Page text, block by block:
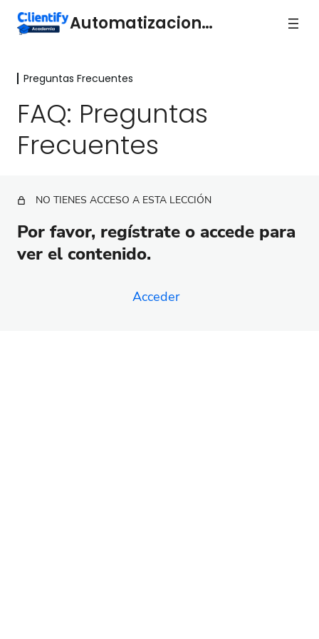
Automatizaciones
Acciones básicas de
automatización
16 lecciones
Automatizaciones Complejas
9 lecciones
FAQ: Preguntas Frecuentes
Preguntas Frecuentes
FAQ: Preguntas
Frecuentes
NO TIENES ACCESO A ESTA LECCIÓN
Por favor, regístrate o accede para
ver el contenido.
Acceder